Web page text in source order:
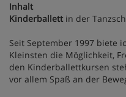
Inhalt
Kinderballett in der
Seit September 1997 biete
Kleinsten die Möglichkeit,
den Kinderballettkursen
vor allem Spaß an der